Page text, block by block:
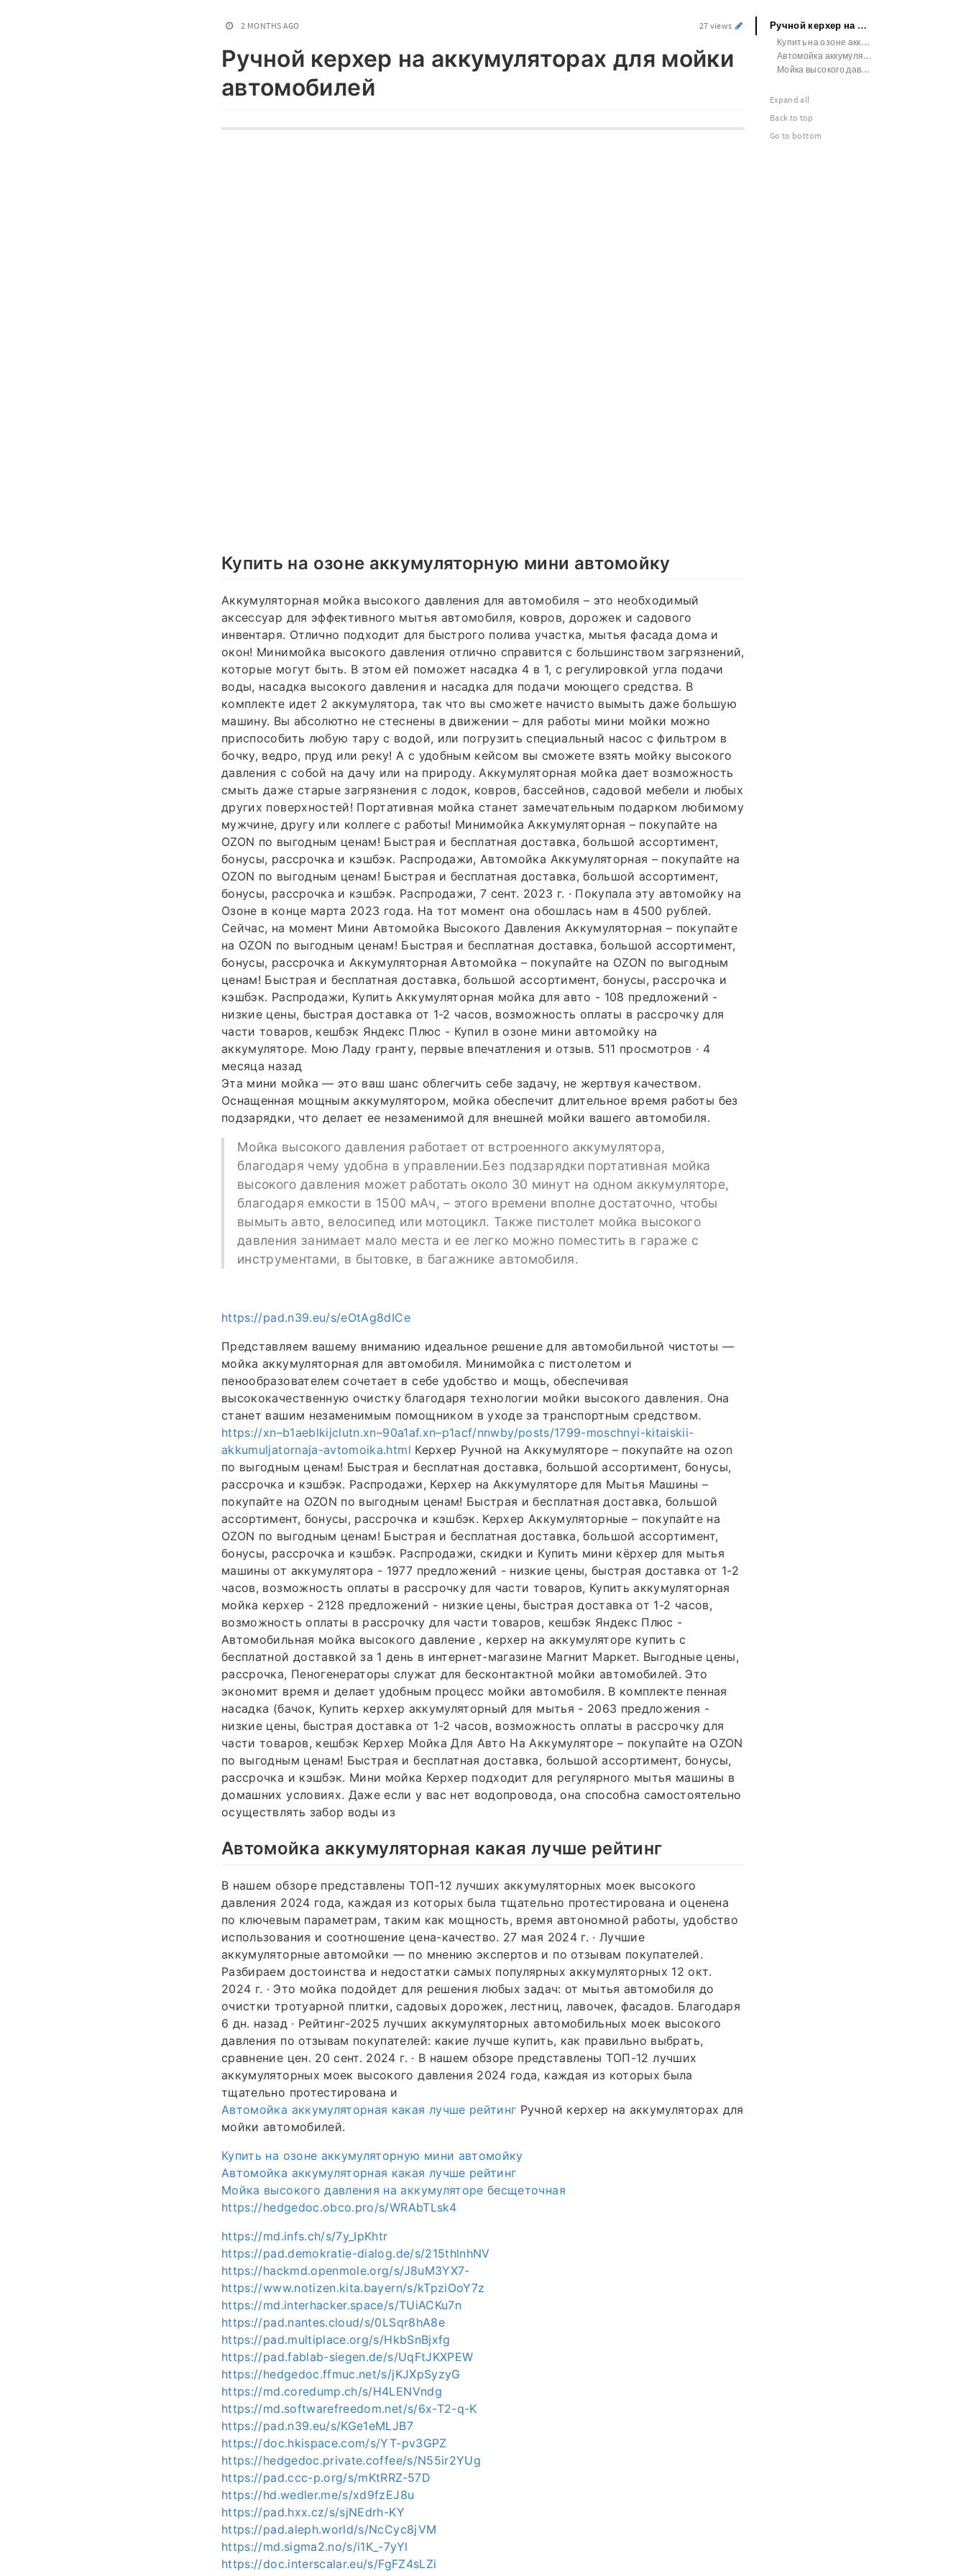
2 MONTHS AGO 27 views
Ручной керхер на аккумуляторах для мойки
автомобилей
Купить на озоне аккумуляторную мини автомойку
Аккумуляторная мойка высокого давления для автомобиля – это необходимый
аксессуар для эффективного мытья автомобиля, ковров, дорожек и садового
инвентаря. Отлично подходит для быстрого полива участка, мытья фасада дома и
окон! Минимойка высокого давления отлично справится с большинством загрязнений,
которые могут быть. В этом ей поможет насадка 4 в 1, с регулировкой угла подачи
воды, насадка высокого давления и насадка для подачи моющего средства. В
комплекте идет 2 аккумулятора, так что вы сможете начисто вымыть даже большую
машину. Вы абсолютно не стеснены в движении – для работы мини мойки можно
приспособить любую тару с водой, или погрузить специальный насос с фильтром в
бочку, ведро, пруд или реку! А с удобным кейсом вы сможете взять мойку высокого
давления с собой на дачу или на природу. Аккумуляторная мойка дает возможность
смыть даже старые загрязнения с лодок, ковров, бассейнов, садовой мебели и любых
других поверхностей! Портативная мойка станет замечательным подарком любимому
мужчине, другу или коллеге с работы! Минимойка Аккумуляторная – покупайте на
OZON по выгодным ценам! Быстрая и бесплатная доставка, большой ассортимент,
бонусы, рассрочка и кэшбэк. Распродажи, Автомойка Аккумуляторная – покупайте на
OZON по выгодным ценам! Быстрая и бесплатная доставка, большой ассортимент,
бонусы, рассрочка и кэшбэк. Распродажи, 7 сент. 2023 г. · Покупала эту автомойку на
Озоне в конце марта 2023 года. На тот момент она обошлась нам в 4500 рублей.
Сейчас, на момент Мини Автомойка Высокого Давления Аккумуляторная – покупайте
на OZON по выгодным ценам! Быстрая и бесплатная доставка, большой ассортимент,
бонусы, рассрочка и Аккумуляторная Автомойка – покупайте на OZON по выгодным
ценам! Быстрая и бесплатная доставка, большой ассортимент, бонусы, рассрочка и
кэшбэк. Распродажи, Купить Аккумуляторная мойка для авто - 108 предложений -
низкие цены, быстрая доставка от 1-2 часов, возможность оплаты в рассрочку для
части товаров, кешбэк Яндекс Плюс - Купил в озоне мини автомойку на
аккумуляторе. Мою Ладу гранту, первые впечатления и отзыв. 511 просмотров · 4
месяца назад
Эта мини мойка — это ваш шанс облегчить себе задачу, не жертвуя качеством.
Оснащенная мощным аккумулятором, мойка обеспечит длительное время работы без
подзарядки, что делает ее незаменимой для внешней мойки вашего автомобиля.
Мойка высокого давления работает от встроенного аккумулятора,
благодаря чему удобна в управлении.Без подзарядки портативная мойка
высокого давления может работать около 30 минут на одном аккумуляторе,
благодаря емкости в 1500 мАч, – этого времени вполне достаточно, чтобы
вымыть авто, велосипед или мотоцикл. Также пистолет мойка высокого
давления занимает мало места и ее легко можно поместить в гараже с
инструментами, в бытовке, в багажнике автомобиля.
https://pad.n39.eu/s/eOtAg8dICe
Представляем вашему вниманию идеальное решение для автомобильной чистоты —
мойка аккумуляторная для автомобиля. Минимойка с пистолетом и
пенообразователем сочетает в себе удобство и мощь, обеспечивая
высококачественную очистку благодаря технологии мойки высокого давления. Она
станет вашим незаменимым помощником в уходе за транспортным средством.
https://xn–b1aeblkijclutn.xn–90a1af.xn–p1acf/nnwby/posts/1799-moschnyi-kitaiskii-
akkumuljatornaja-avtomoika.html Керхер Ручной на Аккумуляторе – покупайте на ozon
по выгодным ценам! Быстрая и бесплатная доставка, большой ассортимент, бонусы,
рассрочка и кэшбэк. Распродажи, Керхер на Аккумуляторе для Мытья Машины –
покупайте на OZON по выгодным ценам! Быстрая и бесплатная доставка, большой
ассортимент, бонусы, рассрочка и кэшбэк. Керхер Аккумуляторные – покупайте на
OZON по выгодным ценам! Быстрая и бесплатная доставка, большой ассортимент,
бонусы, рассрочка и кэшбэк. Распродажи, скидки и Купить мини кёрхер для мытья
машины от аккумулятора - 1977 предложений - низкие цены, быстрая доставка от 1-2
часов, возможность оплаты в рассрочку для части товаров, Купить аккумуляторная
мойка керхер - 2128 предложений - низкие цены, быстрая доставка от 1-2 часов,
возможность оплаты в рассрочку для части товаров, кешбэк Яндекс Плюс -
Автомобильная мойка высокого давление , керхер на аккумуляторе купить с
бесплатной доставкой за 1 день в интернет-магазине Магнит Маркет. Выгодные цены,
рассрочка, Пеногенераторы служат для бесконтактной мойки автомобилей. Это
экономит время и делает удобным процесс мойки автомобиля. В комплекте пенная
насадка (бачок, Купить керхер аккумуляторный для мытья - 2063 предложения -
низкие цены, быстрая доставка от 1-2 часов, возможность оплаты в рассрочку для
части товаров, кешбэк Керхер Мойка Для Авто На Аккумуляторе – покупайте на OZON
по выгодным ценам! Быстрая и бесплатная доставка, большой ассортимент, бонусы,
рассрочка и кэшбэк. Мини мойка Керхер подходит для регулярного мытья машины в
домашних условиях. Даже если у вас нет водопровода, она способна самостоятельно
осуществлять забор воды из
Автомойка аккумуляторная какая лучше рейтинг
В нашем обзоре представлены ТОП-12 лучших аккумуляторных моек высокого
давления 2024 года, каждая из которых была тщательно протестирована и оценена
по ключевым параметрам, таким как мощность, время автономной работы, удобство
использования и соотношение цена-качество. 27 мая 2024 г. · Лучшие
аккумуляторные автомойки — по мнению экспертов и по отзывам покупателей.
Разбираем достоинства и недостатки самых популярных аккумуляторных 12 окт.
2024 г. · Это мойка подойдет для решения любых задач: от мытья автомобиля до
очистки тротуарной плитки, садовых дорожек, лестниц, лавочек, фасадов. Благодаря
6 дн. назад · Рейтинг-2025 лучших аккумуляторных автомобильных моек высокого
давления по отзывам покупателей: какие лучше купить, как правильно выбрать,
сравнение цен. 20 сент. 2024 г. · В нашем обзоре представлены ТОП-12 лучших
аккумуляторных моек высокого давления 2024 года, каждая из которых была
тщательно протестирована и
Автомойка аккумуляторная какая лучше рейтинг Ручной керхер на аккумуляторах для
мойки автомобилей.
Купить на озоне аккумуляторную мини автомойку
Автомойка аккумуляторная какая лучше рейтинг
Мойка высокого давления на аккумуляторе бесщеточная
https://hedgedoc.obco.pro/s/WRAbTLsk4
https://md.infs.ch/s/7y_IpKhtr
https://pad.demokratie-dialog.de/s/215thlnhNV
https://hackmd.openmole.org/s/J8uM3YX7-
https://www.notizen.kita.bayern/s/kTpziOoY7z
https://md.interhacker.space/s/TUiACKu7n
https://pad.nantes.cloud/s/0LSqr8hA8e
https://pad.multiplace.org/s/HkbSnBjxfg
https://pad.fablab-siegen.de/s/UqFtJKXPEW
https://hedgedoc.ffmuc.net/s/jKJXpSyzyG
https://md.coredump.ch/s/H4LENVndg
https://md.softwarefreedom.net/s/6x-T2-q-K
https://pad.n39.eu/s/KGe1eMLJB7
https://doc.hkispace.com/s/YT-pv3GPZ
https://hedgedoc.private.coffee/s/N55ir2YUg
https://pad.ccc-p.org/s/mKtRRZ-57D
https://hd.wedler.me/s/xd9fzEJ8u
https://pad.hxx.cz/s/sjNEdrh-KY
https://pad.aleph.world/s/NcCyc8jVM
https://md.sigma2.no/s/i1K_-7yYl
https://doc.interscalar.eu/s/FgFZ4sLZi
Ручной керхер на аккумуляторах для мойки автомобилей
Купить на озоне аккумуляторную мини автомойку
Автомойка аккумуляторная какая лучше рейтинг
Мойка высокого давления на аккумуляторе бесщеточная
Expand all
Back to top
Go to bottom